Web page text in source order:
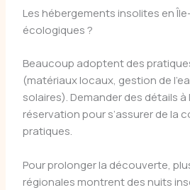
Les hébergements insolites en
écologiques ?
Beaucoup adoptent des
(matériaux locaux, gestion de
solaires). Demander des détails à
réservation pour s’assurer de la
pratiques.
Pour prolonger la découverte,
régionales montrent des nuits